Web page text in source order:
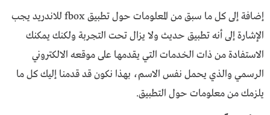
إضافة إلى كل ما سبق من المعلومات حول تطبيق fbox للاندريد يجب
الإشارة إلى أنه تطبيق حديث ولا يزال تحت التجربة ولكنك يمكنك
الاستفادة من ذات الخدمات التي يقدمها على موقعه الالكتروني
الرسمي والذي يحمل نفس الاسم، بهذا نكون قد قدمنا إليك كل ما
يلزمك من معلومات حول التطبيق.